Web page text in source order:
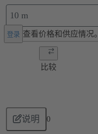
10 m
登录 查看价格和供应情况。
比较
说明 0